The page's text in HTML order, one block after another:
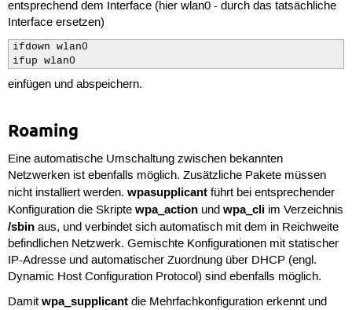
entsprechend dem Interface (hier wlan0 - durch das tatsächliche
Interface ersetzen)
ifdown wlan0
ifup wlan0
einfügen und abspeichern.
Roaming
Eine automatische Umschaltung zwischen bekannten
Netzwerken ist ebenfalls möglich. Zusätzliche Pakete müssen
nicht installiert werden. wpasupplicantführt bei entsprechender
Konfiguration die Skripte wpa_actionund wpa_cliim Verzeichnis
/sbinaus, und verbindet sich automatisch mit dem in Reichweite
befindlichen Netzwerk. Gemischte Konfigurationen mit statischer
IP-Adresse und automatischer Zuordnung über DHCP (engl.
Dynamic Host Configuration Protocol) sind ebenfalls möglich.
Damit wpa_supplicantdie Mehrfachkonfiguration erkennt und